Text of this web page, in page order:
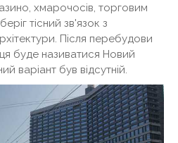
хмарочосів, торговим
тісний зв'язок з
Після перебудови
буде називатися Новий
варіант був відсутній.